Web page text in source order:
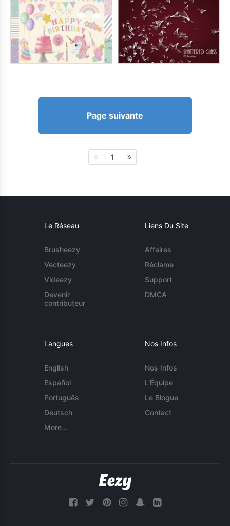
Page suivante
1
Le Réseau
Brusheezy
Vecteezy
Videezy
Devenir
contributeur
Liens Du Site
Affaires
Réclame
Support
DMCA
Langues
English
Español
Português
Deutsch
More...
Nos Infos
Nos Infos
L'Équipe
Le Blogue
Contact